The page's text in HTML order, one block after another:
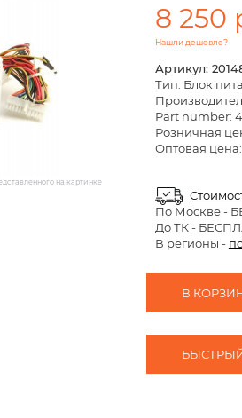
на картинке
8 250
Нашли дешевле?
Артикул:
Тип: Блок
Part number:
Розничная
Оптовая цена:
По Москве-
До ТК -
В регионы -
В